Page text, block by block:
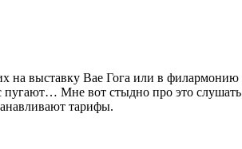
выставку Вае Гога или в филармонию
пугают… Мне вот стыдно про это
тарифы.